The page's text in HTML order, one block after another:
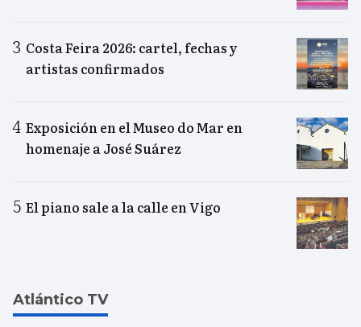
Costa Feira 2026: cartel, fechas y
artistas confirmados
Exposición en el Museo do Mar en
homenaje a José Suárez
El piano sale a la calle en Vigo
Atlántico TV